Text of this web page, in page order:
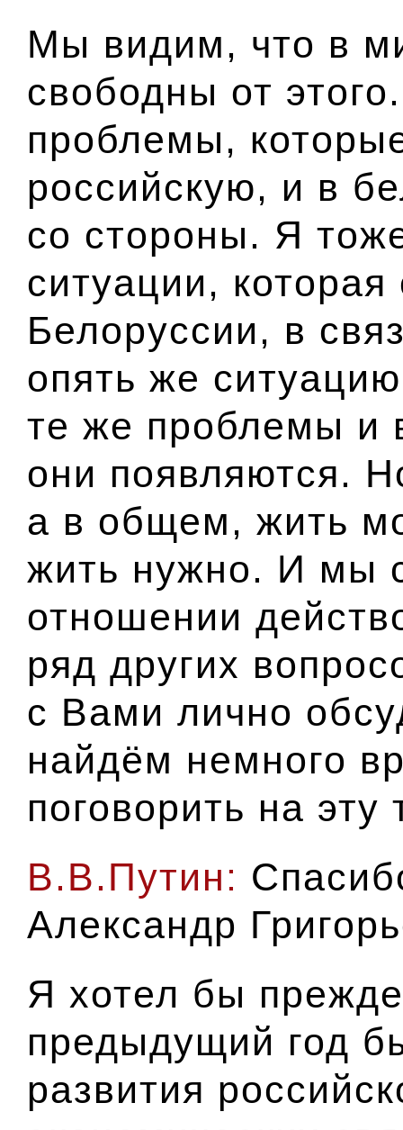
Мы видим, что в
свободны от
проблемы,
российскую, и в
со стороны. Я
ситуации,
Белоруссии, в
опять же
те же проблемы и
они появляются.
а в общем, жить
жить нужно. И мы
отношении
ряд других
с Вами лично
найдём немного
поговорить на эту
В.В.Путин:
Александр
Я хотел бы
предыдущий год
развития